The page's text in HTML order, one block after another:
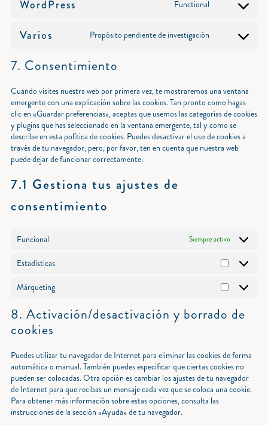
complianz
WordPress Functional
Consent
service
wordpress
Varios Propósito pendiente de investigación
Consent
7. Consentimiento
Cuando visites nuestra web por primera vez, te mostraremos una ventana
emergente con una explicación sobre las cookies. Tan pronto como hagas
clic en «Guardar preferencias», aceptas que usemos las categorías de cookies
y plugins que has seleccionado en la ventana emergente, tal y como se
describe en esta política de cookies. Puedes desactivar el uso de cookies a
través de tu navegador, pero, por favor, ten en cuenta que nuestra web
puede dejar de funcionar correctamente.
7.1 Gestiona tus ajustes de
consentimiento
Funcional Siempre activo
Estadísticas
Estadísticas
Márqueting
Márqueting
8. Activación/desactivación y borrado de
cookies
Puedes utilizar tu navegador de Internet para eliminar las cookies de forma
automática o manual. También puedes especificar que ciertas cookies no
pueden ser colocadas. Otra opción es cambiar los ajustes de tu navegador
de Internet para que recibas un mensaje cada vez que se coloca una cookie.
Para obtener más información sobre estas opciones, consulta las
instrucciones de la sección «Ayuda» de tu navegador.